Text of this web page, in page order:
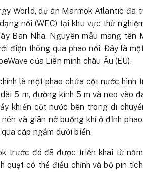
World, dự án Marmok Atlantic
nổi (WEC) tại khu vực thử
Ban Nha. Nguyên mẫu mang
điện thông qua phao nổi. Đây là
của Liên minh châu Âu (EU).
là một phao chứa cột nước hình
5 m, đường kính 5 m và neo vào
khiến cột nước bên trong di
và giãn nở buồng khí ở đỉnh
cáp ngầm dưới biển.
trước đó đã được triển khai từ
quạt có thể điều chỉnh và bộ pin